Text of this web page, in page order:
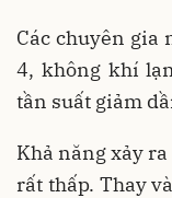
Các chuyên gia
4, không khí
tần suất giảm
Khả năng xảy
rất thấp. Thay